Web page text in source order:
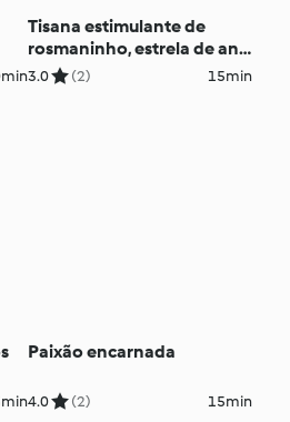
Tisana estimulante de
rosmaninho, estrela de anis
e baunilha
3.0 (2) 15min
Paixão encarnada
4.0 (2) 15min